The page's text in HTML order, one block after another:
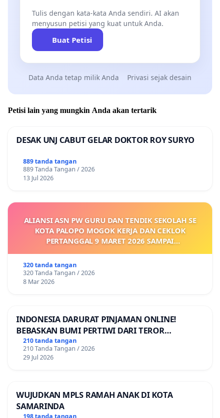
Tulis dengan kata-kata Anda sendiri. AI akan
menyusun petisi yang kuat untuk Anda.
Buat Petisi
Data Anda tetap milik Anda Privasi sejak desain
Petisi lain yang mungkin Anda akan tertarik
DESAK UNJ CABUT GELAR DOKTOR ROY SURYO
889 tanda tangan
889 Tanda Tangan / 2026
13 Jul 2026
ALIANSI ASN PW GURU DAN TENDIK SEKOLAH SE
KOTA PALOPO MOGOK KERJA DAN CEKLOK
PERTANGGAL 9 MARET 2026 SAMPAI
KEJELASAN SUMBER GAJI POKOK
320 tanda tangan
320 Tanda Tangan / 2026
8 Mar 2026
INDONESIA DARURAT PINJAMAN ONLINE!
BEBASKAN BUMI PERTIWI DARI TEROR
PINJAMAN ONLINE! TUTUP PINJOL!
210 tanda tangan
210 Tanda Tangan / 2026
29 Jul 2026
WUJUDKAN MPLS RAMAH ANAK DI KOTA
SAMARINDA
198 tanda tangan